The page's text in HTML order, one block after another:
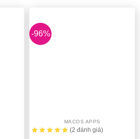
-96%
MACOS APPS
(2 đánh giá)